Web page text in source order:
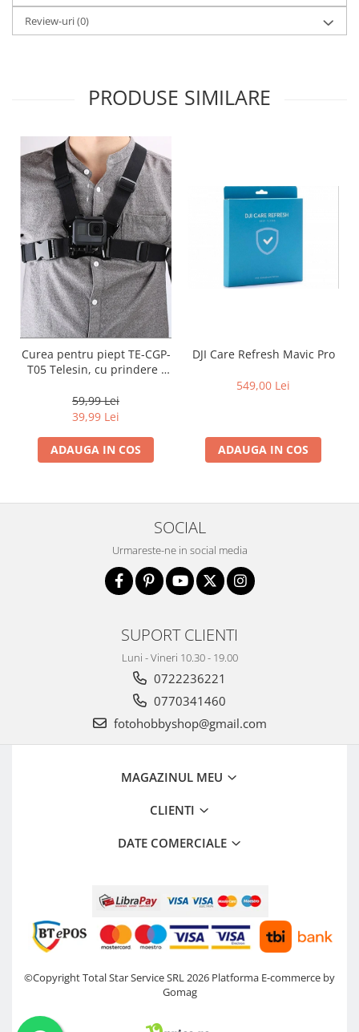
Review-uri(0)
PRODUSE SIMILARE
Curea pentru piept TE-CGP-
T05 Telesin, cu prindere J
59,99 Lei
39,99 Lei
ADAUGA IN COS
DJI Care Refresh Mavic Pro
549,00 Lei
ADAUGA IN COS
SOCIAL
Urmareste-ne in social media
SUPORT CLIENTI
Luni - Vineri 10.30 - 19.00
0722236221
0770341460
fotohobbyshop@gmail.com
MAGAZINUL MEU
CLIENTI
DATE COMERCIALE
©Copyright Total Star Service SRL 2026 Platforma E-commerce by
Gomag